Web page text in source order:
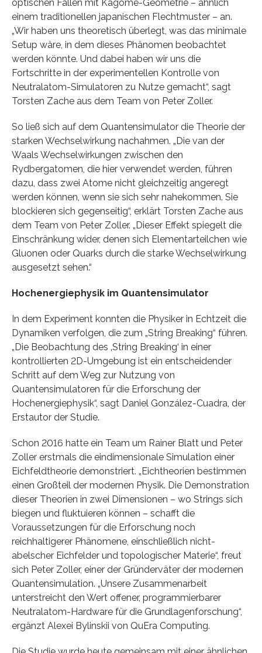
optischen Fallen mit Kagome-Geometrie – ähnlich
einem traditionellen japanischen Flechtmuster – an.
„Wir haben uns theoretisch überlegt, was das minimale
Setup wäre, in dem dieses Phänomen beobachtet
werden könnte. Und dabei haben wir uns die
Fortschritte in der experimentellen Kontrolle von
Neutralatom-Simulatoren zu Nutze gemacht“, sagt
Torsten Zache aus dem Team von Peter Zoller.
So ließ sich auf dem Quantensimulator die Theorie der
starken Wechselwirkung nachahmen. „Die van der
Waals Wechselwirkungen zwischen den
Rydbergatomen, die hier verwendet werden, führen
dazu, dass zwei Atome nicht gleichzeitig angeregt
werden können, wenn sie sich sehr nahekommen. Sie
blockieren sich gegenseitig“, erklärt Torsten Zache aus
dem Team von Peter Zoller. „Dieser Effekt spiegelt die
Einschränkung wider, denen sich Elementarteilchen wie
Gluonen oder Quarks durch die starke Wechselwirkung
ausgesetzt sehen.“
Hochenergiephysik im Quantensimulator
In dem Experiment konnten die Physiker in Echtzeit die
Dynamiken verfolgen, die zum „String Breaking“ führen.
„Die Beobachtung des ‚String Breaking‘ in einer
kontrollierten 2D-Umgebung ist ein entscheidender
Schritt auf dem Weg zur Nutzung von
Quantensimulatoren für die Erforschung der
Hochenergiephysik“, sagt Daniel González-Cuadra, der
Erstautor der Studie.
Schon 2016 hatte ein Team um Rainer Blatt und Peter
Zoller erstmals die eindimensionale Simulation einer
Eichfeldtheorie demonstriert. „Eichtheorien bestimmen
einen Großteil der modernen Physik. Die Demonstration
dieser Theorien in zwei Dimensionen – wo Strings sich
biegen und fluktuieren können – schafft die
Voraussetzungen für die Erforschung noch
reichhaltigerer Phänomene, einschließlich nicht-
abelscher Eichfelder und topologischer Materie“, freut
sich Peter Zoller, einer der Gründerväter der modernen
Quantensimulation. „Unsere Zusammenarbeit
unterstreicht den Wert offener, programmierbarer
Neutralatom-Hardware für die Grundlagenforschung“,
ergänzt Alexei Bylinskii von QuEra Computing.